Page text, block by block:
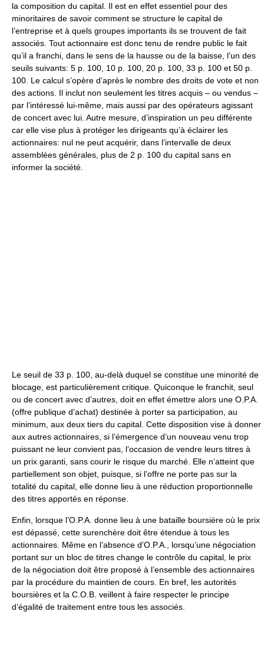
la composition du capital. Il est en effet essentiel pour des
minoritaires de savoir comment se structure le capital de
l’entreprise et à quels groupes importants ils se trouvent de fait
associés. Tout actionnaire est donc tenu de rendre public le fait
qu’il a franchi, dans le sens de la hausse ou de la baisse, l’un des
seuils suivants: 5 p. 100, 10 p. 100, 20 p. 100, 33 p. 100 et 50 p.
100. Le calcul s’opère d’après le nombre des droits de vote et non
des actions. Il inclut non seulement les titres acquis – ou vendus –
par l’intéressé lui-même, mais aussi par des opérateurs agissant
de concert avec lui. Autre mesure, d’inspiration un peu différente
car elle vise plus à protéger les dirigeants qu’à éclairer les
actionnaires: nul ne peut acquérir, dans l’intervalle de deux
assemblées générales, plus de 2 p. 100 du capital sans en
informer la société.
Le seuil de 33 p. 100, au-delà duquel se constitue une minorité de
blocage, est particulièrement critique. Quiconque le franchit, seul
ou de concert avec d’autres, doit en effet émettre alors une O.P.A.
(offre publique d’achat) destinée à porter sa participation, au
minimum, aux deux tiers du capital. Cette disposition vise à donner
aux autres actionnaires, si l’émergence d’un nouveau venu trop
puissant ne leur convient pas, l’occasion de vendre leurs titres à
un prix garanti, sans courir le risque du marché. Elle n’atteint que
partiellement son objet, puisque, si l’offre ne porte pas sur la
totalité du capital, elle donne lieu à une réduction proportionnelle
des titres apportés en réponse.
Enfin, lorsque l’O.P.A. donne lieu à une bataille boursière où le prix
est dépassé, cette surenchère doit être étendue à tous les
actionnaires. Même en l’absence d’O.P.A., lorsqu’une négociation
portant sur un bloc de titres change le contrôle du capital, le prix
de la négociation doit être proposé à l’ensemble des actionnaires
par la procédure du maintien de cours. En bref, les autorités
boursières et la C.O.B. veillent à faire respecter le principe
d’égalité de traitement entre tous les associés.